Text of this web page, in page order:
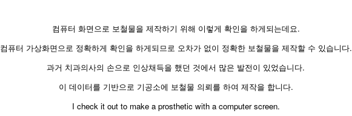
컴퓨터 화면으로 보철물을 제작하기 위해 이렇게 확인을 하게되는데요.
컴퓨터 가상화면으로 정확하게 확인을 하게되므로 오차가 없이 정확한 보철물을 제작할 수 있습니다.
과거 치과의사의 손으로 인상채득을 했던 것에서 많은 발전이 있었습니다.
이 데이터를 기반으로 기공소에 보철물 의뢰를 하여 제작을 합니다.
​I check it out to make a prosthetic with a computer screen.